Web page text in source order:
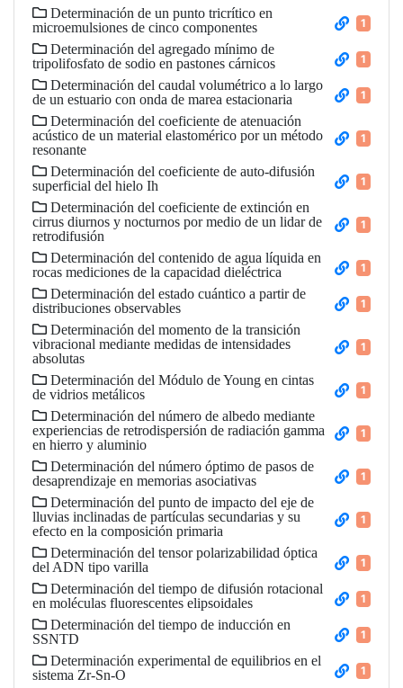
Determinación de un punto tricrítico en
microemulsiones de cinco componentes
1
Determinación del agregado mínimo de
tripolifosfato de sodio en pastones cárnicos
1
Determinación del caudal volumétrico a lo largo
de un estuario con onda de marea estacionaria
1
Determinación del coeficiente de atenuación
acústico de un material elastomérico por un método
resonante
1
Determinación del coeficiente de auto-difusión
superficial del hielo Ih
1
Determinación del coeficiente de extinción en
cirrus diurnos y nocturnos por medio de un lidar de
retrodifusión
1
Determinación del contenido de agua líquida en
rocas mediciones de la capacidad dieléctrica
1
Determinación del estado cuántico a partir de
distribuciones observables
1
Determinación del momento de la transición
vibracional mediante medidas de intensidades
absolutas
1
Determinación del Módulo de Young en cintas
de vidrios metálicos
1
Determinación del número de albedo mediante
experiencias de retrodispersión de radiación gamma
en hierro y aluminio
1
Determinación del número óptimo de pasos de
desaprendizaje en memorias asociativas
1
Determinación del punto de impacto del eje de
lluvias inclinadas de partículas secundarias y su
efecto en la composición primaria
1
Determinación del tensor polarizabilidad óptica
del ADN tipo varilla
1
Determinación del tiempo de difusión rotacional
en moléculas fluorescentes elipsoidales
1
Determinación del tiempo de inducción en
SSNTD
1
Determinación experimental de equilibrios en el
sistema Zr-Sn-O
1